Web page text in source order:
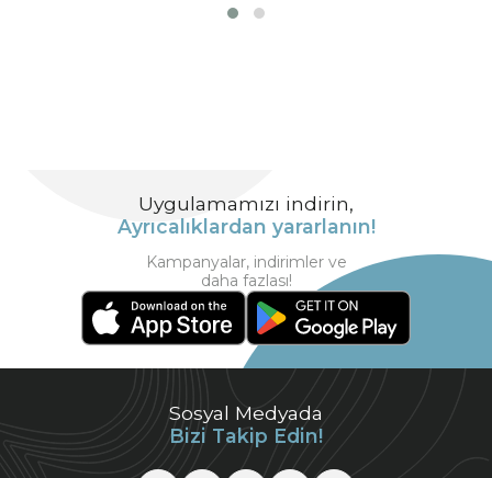
Sosyal Medyada
Bizi Takip Edin!
Uygulamamızı indirin,
Ayrıcalıklardan yararlanın!
Kampanyalar, indirimler ve
daha fazlası!